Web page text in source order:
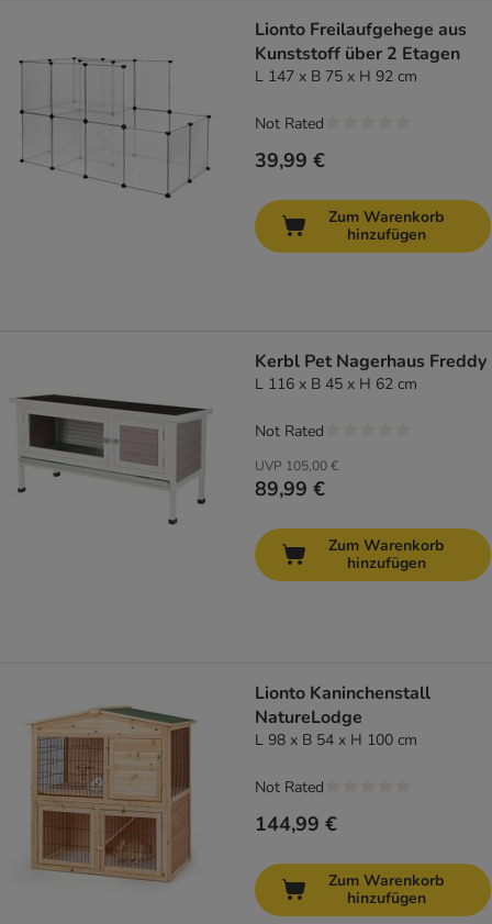
Lionto Freilaufgehege aus
Kunststoff über 2 Etagen
L 147 x B 75 x H 92 cm
39,99 €
Not Rated
Zum Warenkorb
hinzufügen
Kerbl Pet Nagerhaus Freddy
L 116 x B 45 x H 62 cm
UVP 105,00 €
89,99 €
Not Rated
Zum Warenkorb
hinzufügen
Lionto Kaninchenstall
NatureLodge
L 98 x B 54 x H 100 cm
144,99 €
Not Rated
Zum Warenkorb
hinzufügen